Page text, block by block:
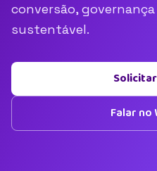
conversão,
sustentável.
Falar no